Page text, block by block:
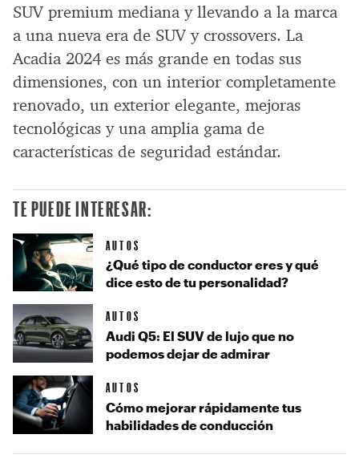
SUV premium mediana y llevando a la marca
a una nueva era de SUV y crossovers. La
Acadia 2024 es más grande en todas sus
dimensiones, con un interior completamente
renovado, un exterior elegante, mejoras
tecnológicas y una amplia gama de
características de seguridad estándar.
TE PUEDE INTERESAR:
AUTOS
¿Qué tipo de conductor eres y qué
dice esto de tu personalidad?
AUTOS
Audi Q5: El SUV de lujo que no
podemos dejar de admirar
AUTOS
Cómo mejorar rápidamente tus
habilidades de conducción